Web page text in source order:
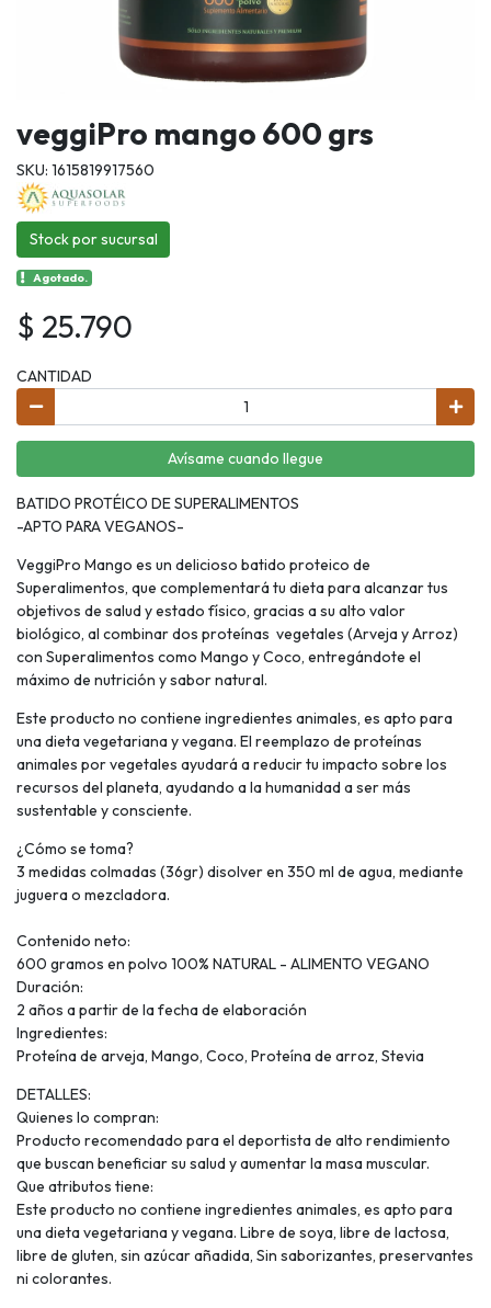
veggiPro mango 600 grs
SKU: 1615819917560
Stock por sucursal
Agotado.
$ 25.790
CANTIDAD
Avísame cuando llegue
BATIDO PROTÉICO DE SUPERALIMENTOS
-APTO PARA VEGANOS-
VeggiPro Mango es un delicioso batido proteico de
Superalimentos, que complementará tu dieta para alcanzar tus
objetivos de salud y estado físico, gracias a su alto valor
biológico, al combinar dos proteínas vegetales (Arveja y Arroz)
con Superalimentos como Mango y Coco, entregándote el
máximo de nutrición y sabor natural.
Este producto no contiene ingredientes animales, es apto para
una dieta vegetariana y vegana. El reemplazo de proteínas
animales por vegetales ayudará a reducir tu impacto sobre los
recursos del planeta, ayudando a la humanidad a ser más
sustentable y consciente.
¿Cómo se toma?
3 medidas colmadas (36gr) disolver en 350 ml de agua, mediante
juguera o mezcladora.
Contenido neto:
600 gramos en polvo 100% NATURAL - ALIMENTO VEGANO
Duración:
2 años a partir de la fecha de elaboración
Ingredientes:
Proteína de arveja, Mango, Coco, Proteína de arroz, Stevia
DETALLES:
Quienes lo compran:
Producto recomendado para el deportista de alto rendimiento
que buscan beneficiar su salud y aumentar la masa muscular.
Que atributos tiene:
Este producto no contiene ingredientes animales, es apto para
una dieta vegetariana y vegana. Libre de soya, libre de lactosa,
libre de gluten, sin azúcar añadida, Sin saborizantes, preservantes
ni colorantes.